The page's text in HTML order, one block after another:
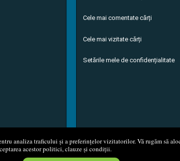
analiza traficului și a preferințelor vizitatorilor. Vă rugăm să
acestor politici, clauze și condiții.
Cele mai comentate cărți
Cele mai vizitate cărți
Setările mele de confidențialitate
M.G. Net Distribution S.R.L. Magazin online